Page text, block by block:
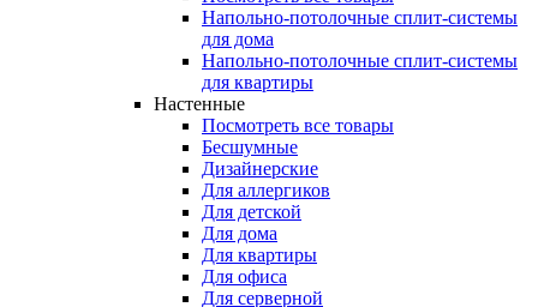
Напольно-потолочные сплит-системы
для дома
Напольно-потолочные сплит-системы
для квартиры
Настенные
Посмотреть все товары
Бесшумные
Дизайнерские
Для аллергиков
Для детской
Для дома
Для квартиры
Для офиса
Для серверной